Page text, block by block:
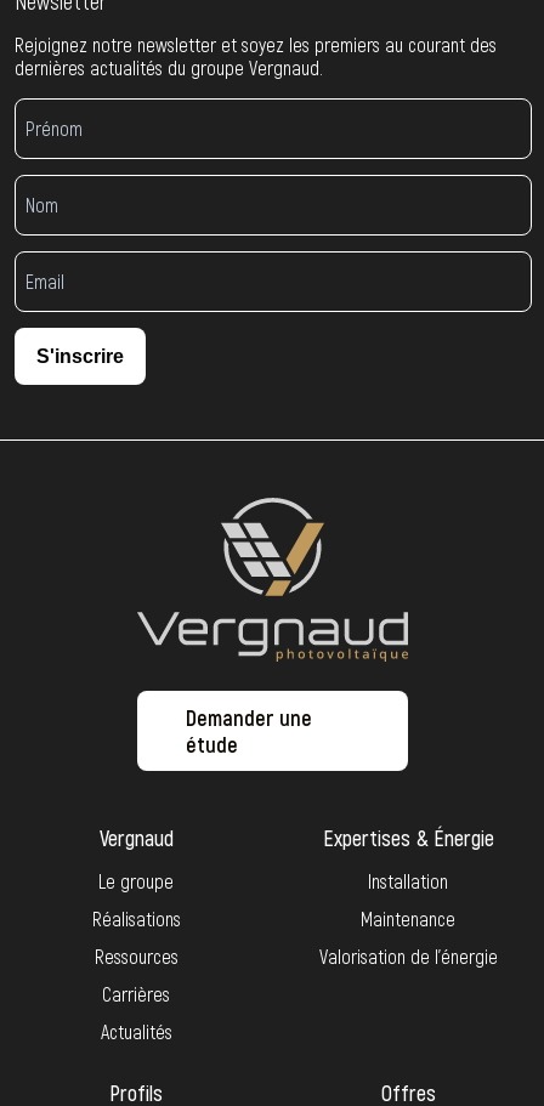
Rejoignez notre newsletter et soyez les premiers au courant des
dernières actualités du groupe Vergnaud.
S'inscrire
Demander une
étude
Vergnaud
Le groupe
Réalisations
Ressources
Carrières
Actualités
Expertises & Énergie
Installation
Maintenance
Valorisation de l’énergie
Profils Offres